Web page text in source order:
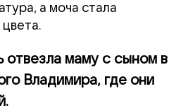
а моча стала
отвезла маму с сыном в
Владимира, где они